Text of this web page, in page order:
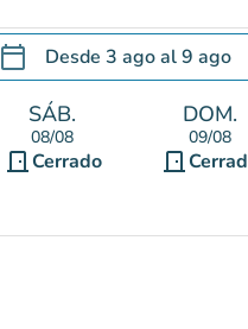
calendar_today Desde 3 agoal9 ago
.Abra el calendario para
SÁB.
08/08
door_front Cerrado
DOM.
09/08
door_front